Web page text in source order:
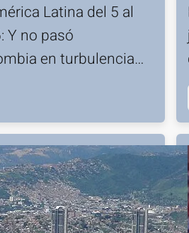
Latina del 5 al
Y no pasó
en turbulencia…